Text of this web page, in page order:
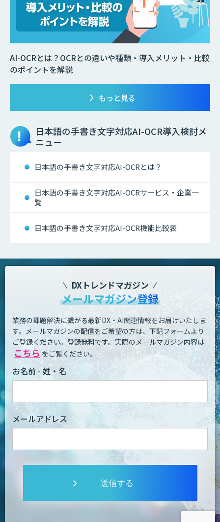
AI-OCRとは？OCRとの違いや種類・導入メリット・比較
のポイントを解説
もっと見る
日本語の手書き文字対応AI-OCR導入検討メ
ニュー
日本語の手書き文字対応AI-OCRとは？
日本語の手書き文字対応AI-OCRサービス・企業一
覧
日本語の手書き文字対応AI-OCR機能比較表
DXトレンドマガジン
メールマガジン登録
業務の課題解決に繋がる最新DX・AI関連情報をお届けいたしま
す。 メールマガジンの配信をご希望の方は、下記フォームより
ご登録ください。登録無料です。 実際のメールマガジン内容は
こちら をご覧ください。
お名前 - 姓・名
メールアドレス
送信する